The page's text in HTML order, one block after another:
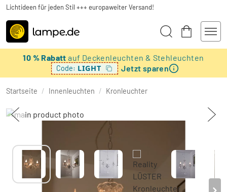
Lichtideen für jeden Stil +++ europaweiter Versand!
10 % Rabattauf Deckenleuchten & Stehleuchten
Code: LIGHT Jetzt sparen
Startseite / Innenleuchten / Kronleuchter